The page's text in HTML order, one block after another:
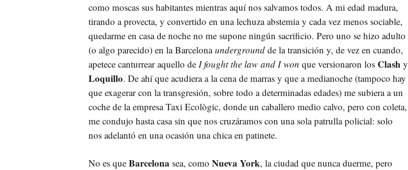
como moscas sus habitantes mientras aquí nos salvamos todos. A mi edad madura,
tirando a provecta, y convertido en una lechuza abstemia y cada vez menos sociable,
quedarme en casa de noche no me supone ningún sacrificio. Pero uno se hizo adulto
(o algo parecido) en la Barcelonaunderground de la transición y, de vez en cuando,
apetece canturrear aquello de I fought the law and I won que versionaron los Clash y
Loquillo. De ahí que acudiera a la cena de marras y que a medianoche (tampoco hay
que exagerar con la transgresión, sobre todo a determinadas edades) me subiera a un
coche de la empresa Taxi Ecològic, donde un caballero medio calvo, pero con coleta,
me condujo hasta casa sin que nos cruzáramos con una sola patrulla policial: solo
nos adelantó en una ocasión una chica en patinete.
No es que Barcelona sea, como Nueva York, la ciudad que nunca duerme, pero